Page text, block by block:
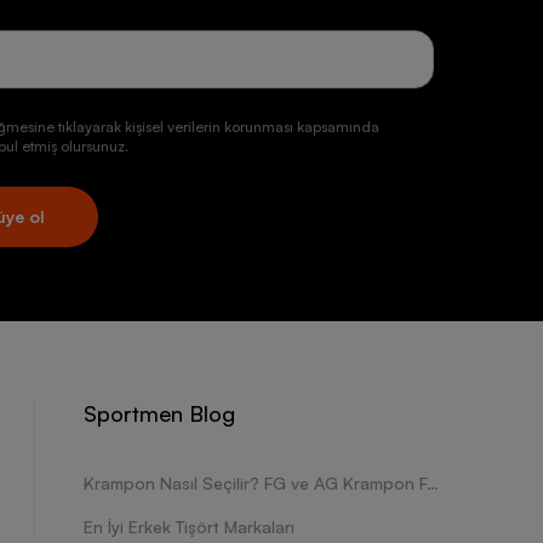
tıklayarak kişisel verilerin korunması kapsamında
etmiş olursunuz.
ol
Sportmen Blog
Krampon Nasıl Seçilir? FG ve AG Krampon Farkları Nelerdir?
En İyi Erkek Tişört Markaları